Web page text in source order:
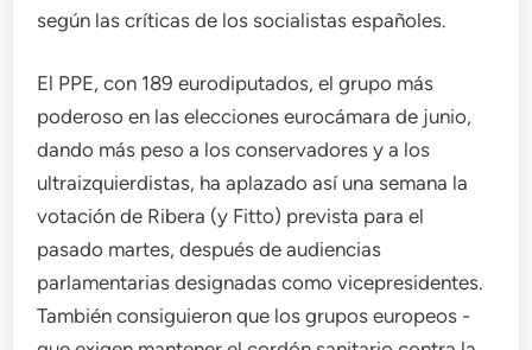
según las críticas de los socialistas españoles.
El PPE, con 189 eurodiputados, el grupo más
poderoso en las elecciones eurocámara de junio,
dando más peso a los conservadores y a los
ultraizquierdistas, ha aplazado así una semana la
votación de Ribera (y Fitto) prevista para el
pasado martes, después de audiencias
parlamentarias designadas como vicepresidentes.
También consiguieron que los grupos europeos -